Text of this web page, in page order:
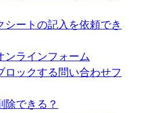
ートの記入を依頼でき
ンラインフォーム
ロックする問い合わせフ
除できる？